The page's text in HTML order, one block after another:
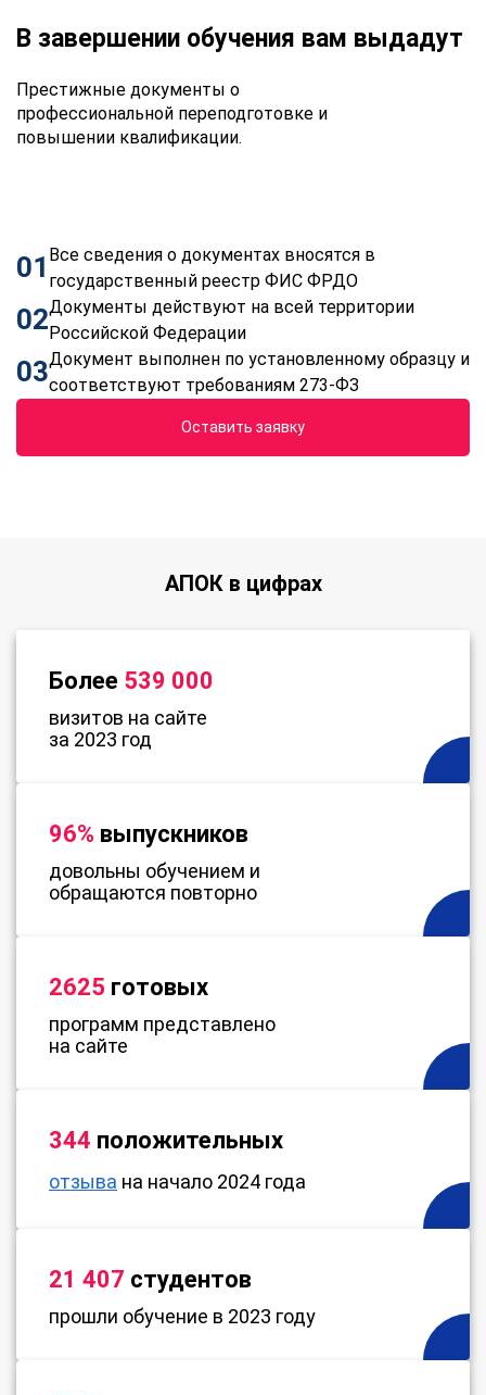
В завершении обучения вам выдадут
Престижные документы о
профессиональной переподготовке и
повышении квалификации.
01 Все сведения о документах вносятся в
государственный реестр ФИС ФРДО
02Документы действуют на всей территории
Российской Федерации
03Документ выполнен по установленному образцу и
соответствуют требованиям 273-ФЗ
Оставить заявку
АПОК в цифрах
Более 539 000
визитов на сайте
за 2023 год
96% выпускников
довольны обучением и
обращаются повторно
2625 готовых
программ представлено
на сайте
344 положительных
отзыва на начало 2024 года
21 407 студентов
прошли обучение в 2023 году